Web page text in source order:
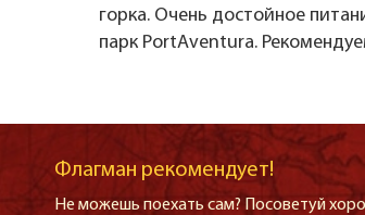
горка. Очень достойное
парк PortAventura.
Флагман рекомендует!
Не можешь поехать сам? Посоветуй